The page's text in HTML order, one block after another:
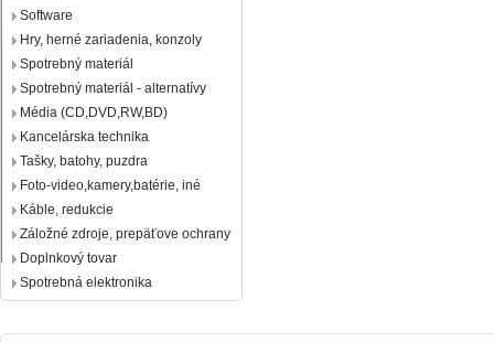
Software
Hry, herné zariadenia, konzoly
Spotrebný materiál
Spotrebný materiál - alternatívy
Média (CD,DVD,RW,BD)
Kancelárska technika
Tašky, batohy, puzdra
Foto-video,kamery,batérie, iné
Káble, redukcie
Záložné zdroje, prepäťove ochrany
Doplnkový tovar
Spotrebná elektronika